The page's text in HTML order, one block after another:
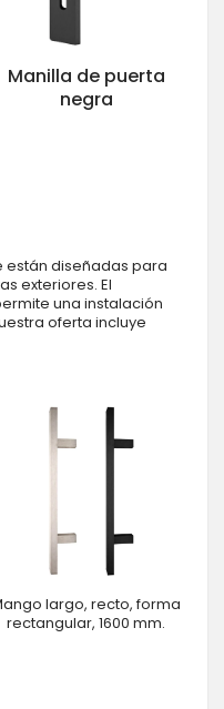
Manilla de puerta
negra
están diseñadas para
exteriores. El
una instalación
oferta incluye
largo, recto, forma
rectangular, 1600 mm.